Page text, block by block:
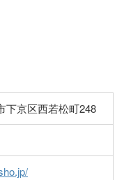
下京区西若松町248